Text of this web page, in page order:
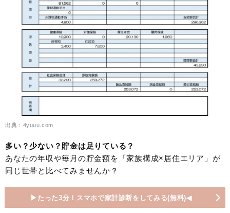
出典：4yuuu.com
多い？少ない？貯金は足りている？
あなたの年収や毎月の貯金額を「家族構成×居住エリア」が
同じ世帯と比べてみませんか？
▶︎たった3分！スマホで家計診断をしてみる(無料)◀︎